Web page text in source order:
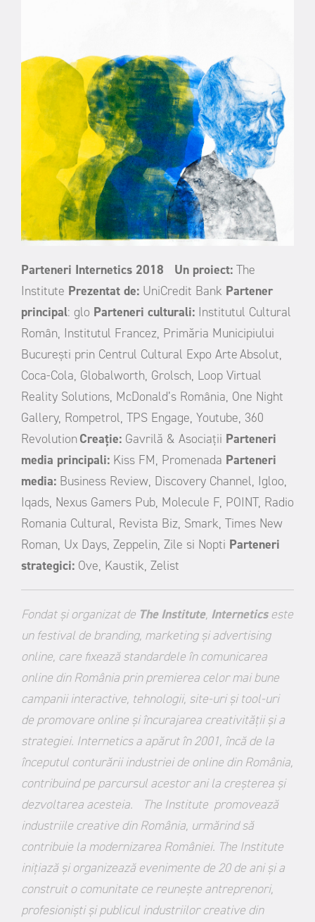
Parteneri Internetics 2018 Un proiect: The
Institute Prezentat de: UniCredit Bank Partener
principal: glo Parteneri culturali: Institutul Cultural
Român, Institutul Francez, Primăria Municipiului
București prin Centrul Cultural Expo ArteAbsolut,
Coca-Cola, Globalworth, Grolsch, Loop Virtual
Reality Solutions, McDonald’s România, One Night
Gallery, Rompetrol, TPS Engage, Youtube, 360
RevolutionCreație: Gavrilă & Asociații Parteneri
media principali: Kiss FM, Promenada Parteneri
media: Business Review, Discovery Channel, Igloo,
Iqads, Nexus Gamers Pub, Molecule F, POINT, Radio
Romania Cultural, Revista Biz, Smark, Times New
Roman, Ux Days, Zeppelin, Zile si Nopti Parteneri
strategici: Ove, Kaustik, Zelist
Fondat şi organizat de The Institute, Interneticseste
un festival de branding, marketing şi advertising
online, care fixează standardele în comunicarea
online din România prin premierea celor mai bune
campanii interactive, tehnologii, site-uri şi tool-uri
de promovare online şi încurajarea creativităţii şi a
strategiei. Internetics a apărut în 2001, încă de la
începutul conturării industriei de online din România,
contribuind pe parcursul acestor ani la creşterea şi
dezvoltarea acesteia.
The Institute promovează
industriile creative din România, urmărind să
contribuie la modernizarea României. The Institute
inițiază și organizează evenimente de 20 de ani și a
construit o comunitate ce reunește antreprenori,
profesioniști și publicul industriilor creative din